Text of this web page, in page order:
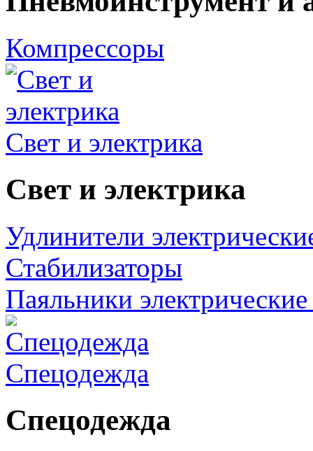
Компрессоры
Свет и электрика
Свет и электрика
Удлинители
Стабилизаторы
Паяльники
Спецодежда
Спецодежда